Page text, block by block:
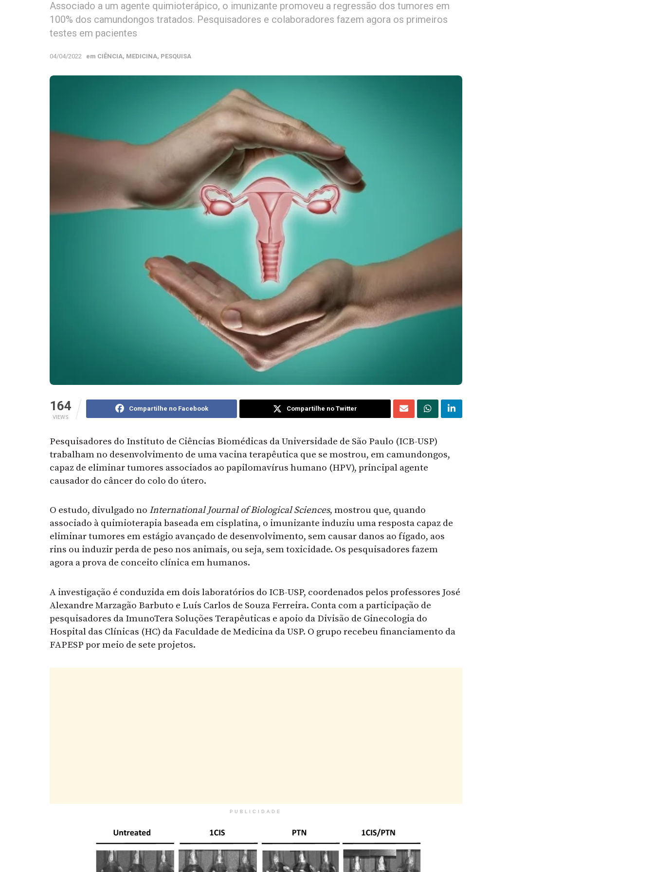
Associado a um agente quimioterápico, o imunizante promoveu a regressão dos tumores em
100% dos camundongos tratados. Pesquisadores e colaboradores fazem agora os primeiros
testes em pacientes
04/04/2022 em CIÊNCIA, MEDICINA, PESQUISA
164
VIEWS
Compartilhe no Facebook Compartilhe no Twitter
Pesquisadores do Instituto de Ciências Biomédicas da Universidade de São Paulo (ICB-USP)
trabalham no desenvolvimento de uma vacina terapêutica que se mostrou, em camundongos,
capaz de eliminar tumores associados ao papilomavírus humano (HPV), principal agente
causador do câncer do colo do útero.
O estudo, divulgado no International Journal of Biological Sciences, mostrou que, quando
associado à quimioterapia baseada em cisplatina, o imunizante induziu uma resposta capaz de
eliminar tumores em estágio avançado de desenvolvimento, sem causar danos ao fígado, aos
rins ou induzir perda de peso nos animais, ou seja, sem toxicidade. Os pesquisadores fazem
agora a prova de conceito clínica em humanos.
A investigação é conduzida em dois laboratórios do ICB-USP, coordenados pelos professores José
Alexandre Marzagão Barbuto e Luís Carlos de Souza Ferreira. Conta com a participação de
pesquisadores da ImunoTera Soluções Terapêuticas e apoio da Divisão de Ginecologia do
Hospital das Clínicas (HC) da Faculdade de Medicina da USP. O grupo recebeu financiamento da
FAPESP por meio de sete projetos.
PUBLICIDADE